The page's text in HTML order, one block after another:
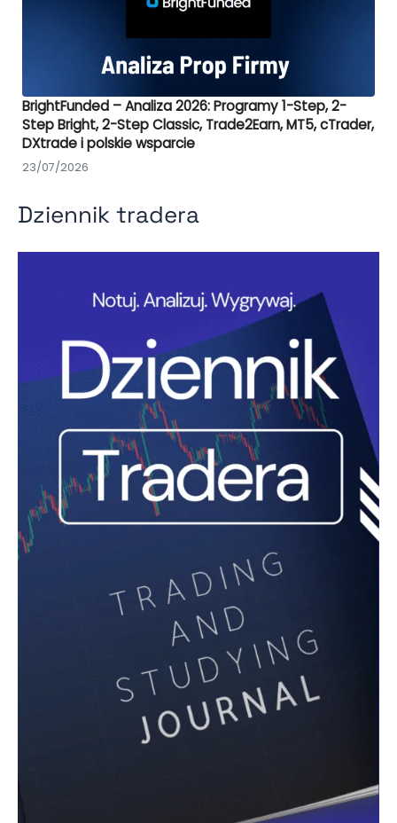
BrightFunded – Analiza 2026: Programy 1-Step, 2-
Step Bright, 2-Step Classic, Trade2Earn, MT5, cTrader,
DXtrade i polskie wsparcie
23/07/2026
Dziennik tradera